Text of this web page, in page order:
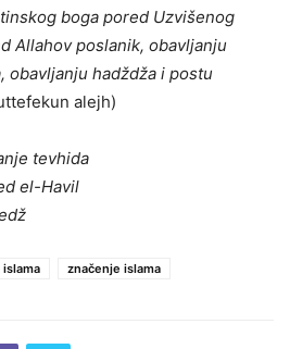
boga pored Uzvišenog
Allahov poslanik, obavljanju
obavljanju hadždža i postu
alejh)
tevhida
el-Havil
značenje islama